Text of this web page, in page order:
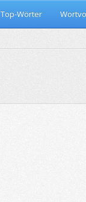
Top-Wörter